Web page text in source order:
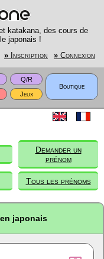
katakana, des cours de
japonais !
» Inscription » Connexion
Q/R
Boutique
Jeux
Demander un
prénom
Tous les prénoms
japonais